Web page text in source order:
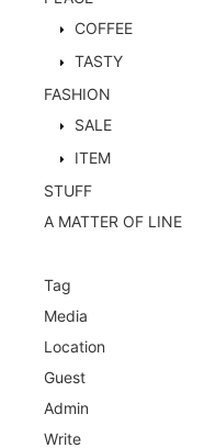
COFFEE
TASTY
FASHION
SALE
ITEM
STUFF
A MATTER OF LINE
Tag
Media
Location
Guest
Admin
Write